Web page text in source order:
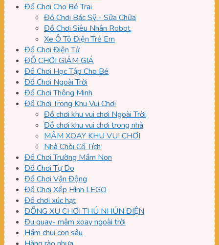
Đồ Chơi Cho Bé Trai
Đồ Chơi Bác Sỹ - Sữa Chữa
Đồ Chơi Siêu Nhân Robot
Xe Ô Tô Điện Trẻ Em
Đồ Chơi Điện Tử
ĐỒ CHƠI GIẢM GIÁ
Đồ Chơi Học Tập Cho Bé
Đồ Chơi Ngoài Trời
Đồ Chơi Thông Minh
Đồ Chơi Trong Khu Vui Chơi
Đồ chơi khu vui chơi Ngoài Trời
Đồ chơi khu vui chơi trong nhà
MÂM XOAY KHU VUI CHƠI
Nhà Chòi Cổ Tích
Đồ Chơi Trường Mầm Non
Đồ Chơi Tự Do
Đồ Chơi Vận Động
Đồ Chơi Xếp Hình LEGO
Đồ chơi xúc hạt
ĐỒNG XU CHƠI THÚ NHÚN ĐIỆN
Đu quay- mâm xoay ngoài trời
Hầm chui con sâu